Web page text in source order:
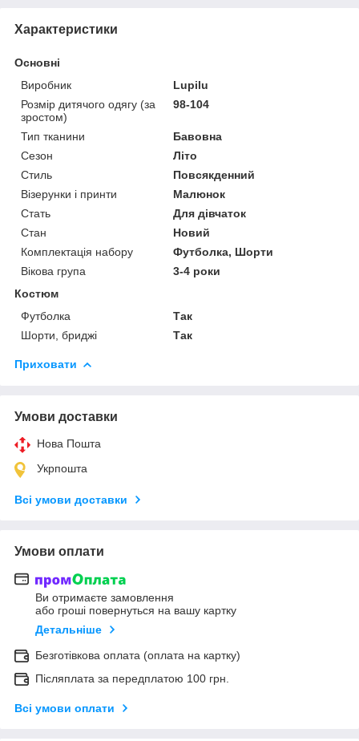
Характеристики
Основні
Виробник
Lupilu
Розмір дитячого одягу (за
зростом)
98-104
Тип тканини
Бавовна
Сезон
Літо
Стиль
Повсякденний
Візерунки і принти
Малюнок
Стать
Для дівчаток
Стан
Новий
Комплектація набору
Футболка, Шорти
Вікова група
3-4 роки
Костюм
Футболка
Так
Шорти, бриджі
Так
Приховати
Умови доставки
Нова Пошта
Укрпошта
Всі умови доставки
Умови оплати
Ви отримаєте замовлення
або гроші повернуться на вашу картку
Детальніше
Безготівкова оплата (оплата на картку)
Післяплата за передплатою 100 грн.
Всі умови оплати